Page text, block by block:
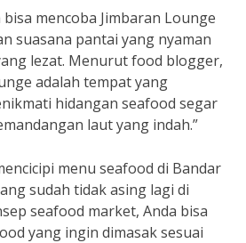
mencoba Jimbaran Lounge
suasana pantai yang nyaman
lezat. Menurut food blogger,
adalah tempat yang
hidangan seafood segar
laut yang indah.”
menu seafood di Bandar
sudah tidak asing lagi di
seafood market, Anda bisa
yang ingin dimasak sesuai